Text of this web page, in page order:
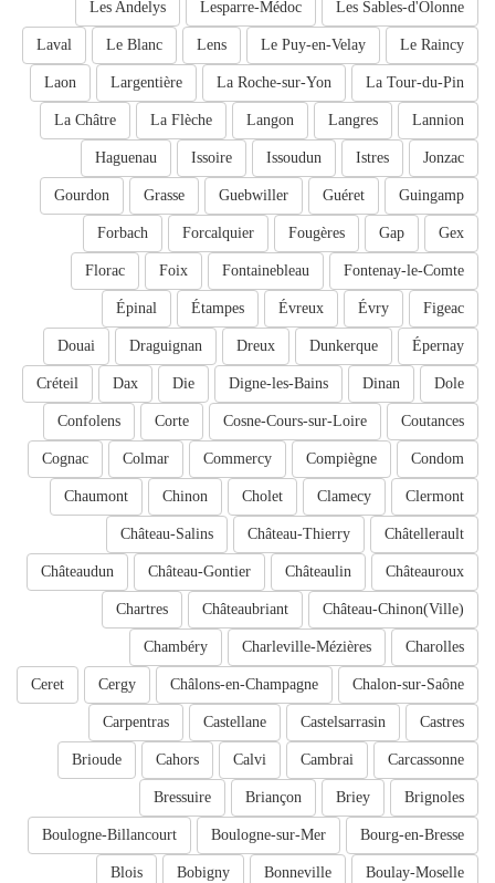
Les Sables-d'Olonne
Lesparre-Médoc
Les Andelys
Le Raincy
Le Puy-en-Velay
Lens
Le Blanc
Laval
La Tour-du-Pin
La Roche-sur-Yon
Largentière
Laon
Lannion
Langres
Langon
La Flèche
La Châtre
Jonzac
Istres
Issoudun
Issoire
Haguenau
Guingamp
Guéret
Guebwiller
Grasse
Gourdon
Gex
Gap
Fougères
Forcalquier
Forbach
Fontenay-le-Comte
Fontainebleau
Foix
Florac
Figeac
Évry
Évreux
Étampes
Épinal
Épernay
Dunkerque
Dreux
Draguignan
Douai
Dole
Dinan
Digne-les-Bains
Die
Dax
Créteil
Coutances
Cosne-Cours-sur-Loire
Corte
Confolens
Condom
Compiègne
Commercy
Colmar
Cognac
Clermont
Clamecy
Cholet
Chinon
Chaumont
Châtellerault
Château-Thierry
Château-Salins
Châteauroux
Châteaulin
Château-Gontier
Châteaudun
Château-Chinon(Ville)
Châteaubriant
Chartres
Charolles
Charleville-Mézières
Chambéry
Chalon-sur-Saône
Châlons-en-Champagne
Cergy
Ceret
Castres
Castelsarrasin
Castellane
Carpentras
Carcassonne
Cambrai
Calvi
Cahors
Brioude
Brignoles
Briey
Briançon
Bressuire
Bourg-en-Bresse
Boulogne-sur-Mer
Boulogne-Billancourt
Boulay-Moselle
Bonneville
Bobigny
Blois